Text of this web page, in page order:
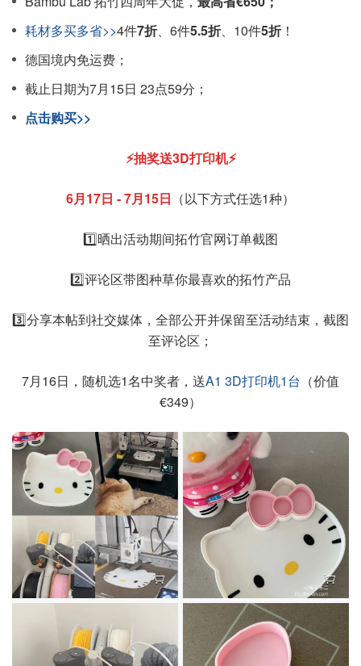
耗材多买多省>>4件7折、6件5.5折、10件5折 ！
德国境内免运费；
截止日期为7月15日 23点59分；
点击购买>>
⚡抽奖送3D打印机⚡
6月17日 - 7月15日 （以下方式任选1种）
1️⃣晒出活动期间拓竹官网订单截图
2️⃣评论区带图种草你最喜欢的拓竹产品
3️⃣分享本帖到社交媒体，全部公开并保留至活动结束，截图
至评论区；
7月16日，随机选1名中奖者，送A1 3D打印机1台 （价值
€349）